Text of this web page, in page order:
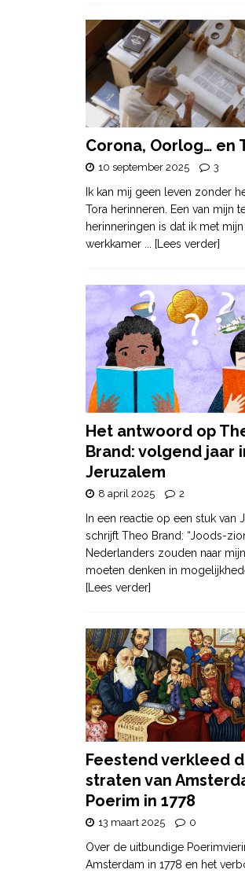
Corona, Oorlog… en
10 september 2025 3
Ik kan mij geen leven zonder
Tora herinneren. Een van mijn
herinneringen is dat ik met
werkkamer ... [Lees verder]
Het antwoord op
Brand: volgend jaar
Jeruzalem
8 april 2025 2
In een reactie op een stuk van
schrijft Theo Brand: “Joods-
Nederlanders zouden naar
moeten denken in
[Lees verder]
Feestend verkleed
straten van
Poerim in 1778
13 maart 2025 0
Over de uitbundige
Amsterdam in 1778 en het